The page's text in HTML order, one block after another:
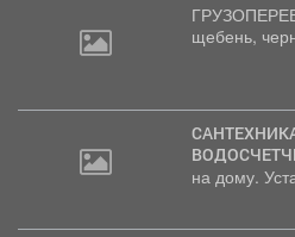
щебень,
САНТЕХНИКА - ПОВЕРКА
на дому.